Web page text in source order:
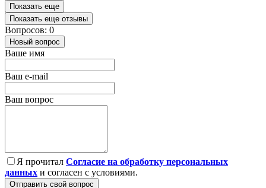
Показать еще
Показать еще отзывы
Вопросов: 0
Новый вопрос
Ваше имя
Ваш e-mail
Ваш вопрос
Я прочитал Согласие на обработку персональных
данных и согласен с условиями.
Отправить свой вопрос